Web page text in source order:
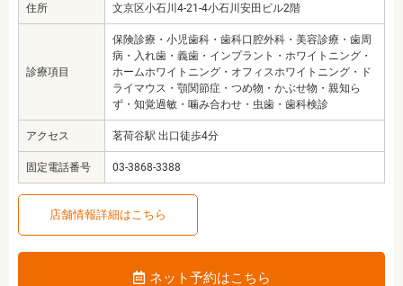
住所 文京区小石川4-21-4小石川安田ビル2階
診療項目
保険診療・小児歯科・歯科口腔外科・美容診療・歯周
病・入れ歯・義歯・インプラント・ホワイトニング・
ホームホワイトニング・オフィスホワイトニング・ド
ライマウス・顎関節症・つめ物・かぶせ物・親知ら
ず・知覚過敏・噛み合わせ・虫歯・歯科検診
アクセス 茗荷谷駅 出口徒歩4分
固定電話番号 03-3868-3388
店舗情報詳細はこちら
ネット予約はこちら